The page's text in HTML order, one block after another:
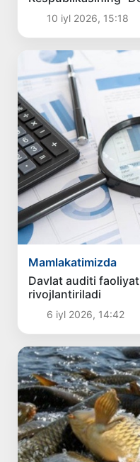
mukofotlash
10 iyl 2026, 15:18
Mamlakatimizda
Davlat auditi
rivojlantiriladi
6 iyl 2026, 14:42